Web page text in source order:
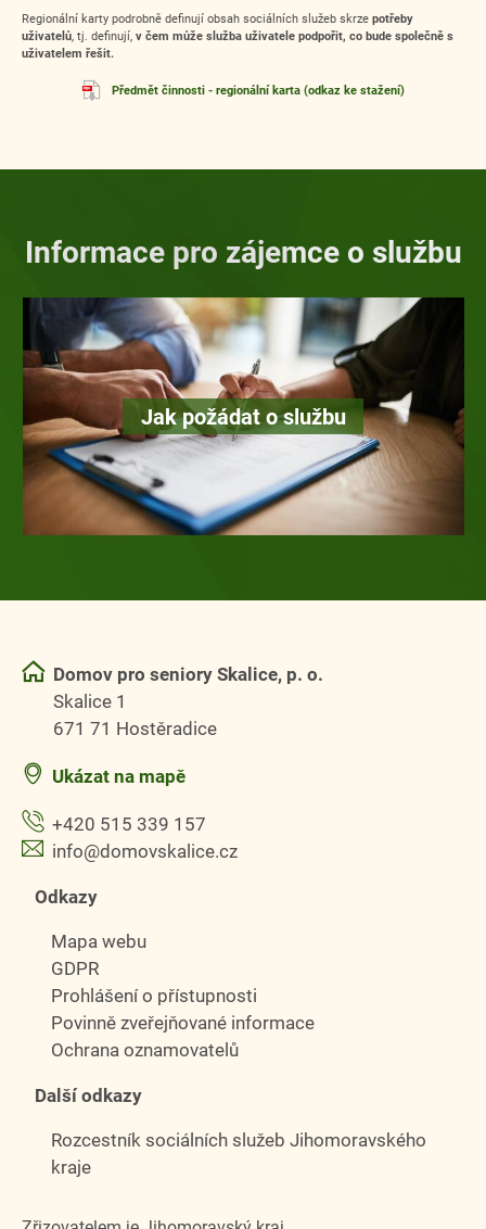
Regionální karty podrobně definují obsah sociálních služeb skrze potřeby
uživatelů, tj. definují, v čem může služba uživatele podpořit, co bude společně s
uživatelem řešit.
Předmět činnosti - regionální karta (odkaz ke stažení)
Informace pro zájemce o službu
Jak požádat o službu
Domov pro seniory Skalice, p. o.
Skalice 1
671 71 Hostěradice
Ukázat na mapě
+420 515 339 157
info@domovskalice.cz
Odkazy
Mapa webu
GDPR
Prohlášení o přístupnosti
Povinně zveřejňované informace
Ochrana oznamovatelů
Další odkazy
Rozcestník sociálních služeb Jihomoravského
kraje